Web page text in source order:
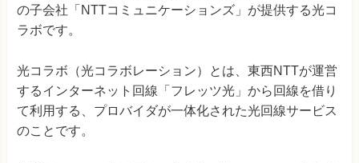
の子会社「NTTコミュニケーションズ」が提供する光コ
ラボです。
光コラボ（光コラボレーション）とは、東西NTTが運営
するインターネット回線「フレッツ光」から回線を借り
て利用する、プロバイダが一体化された光回線サービス
のことです。